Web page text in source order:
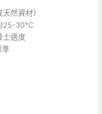
然資材）
25-30°C
土適度